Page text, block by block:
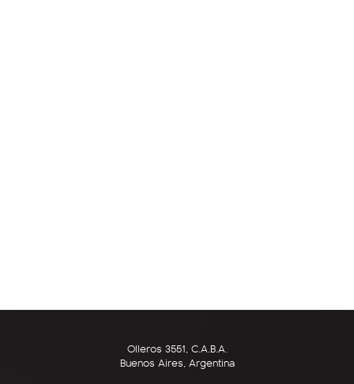
Olleros 3551, C.A.B.A.
Buenos Aires, Argentina